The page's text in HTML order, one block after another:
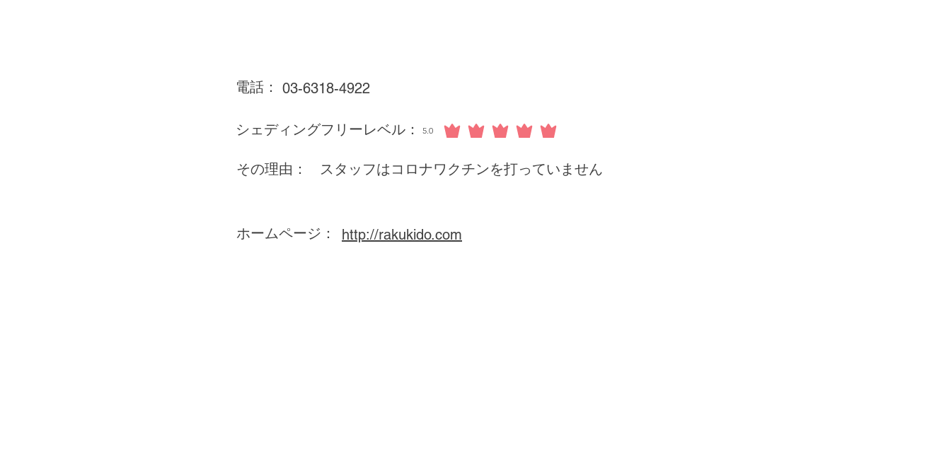
電話： 03-6318-4922
シェディングフリーレベル： 5.0
平均評価 5 /5
その理由： スタッフはコロナワクチンを打っていません
ホームページ： http://rakukido.com